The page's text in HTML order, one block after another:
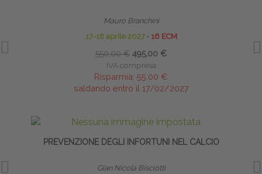
Mauro Branchini
17-18 aprile 2027 ∙ 16 ECM
550,00 € 495,00 €
IVA compresa
Risparmia: 55,00 €
saldando entro il 17/02/2027
PREVENZIONE DEGLI INFORTUNI NEL CALCIO
Gian Nicola Bisciotti